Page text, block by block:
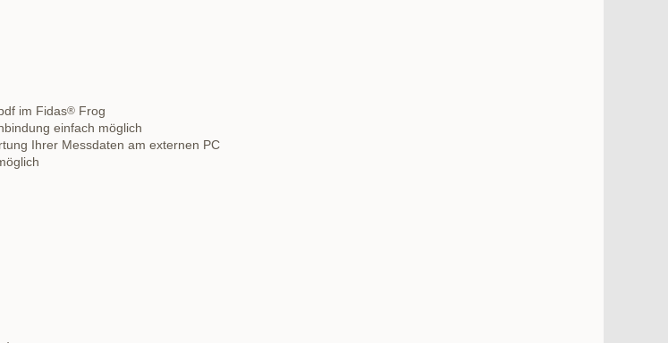
im Fidas® Frog
einfach möglich
Ihrer Messdaten am externen PC